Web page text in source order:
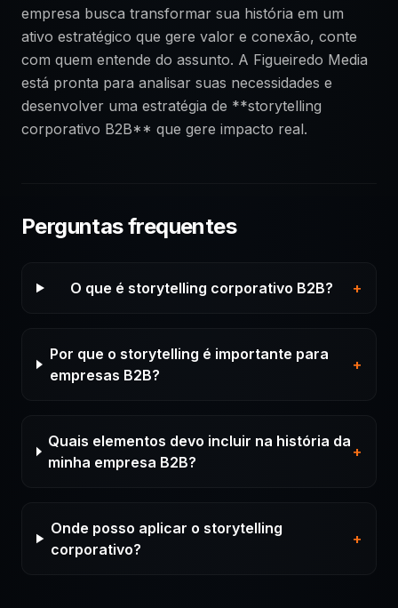
empresa busca transformar sua história em um
ativo estratégico que gere valor e conexão, conte
com quem entende do assunto. A Figueiredo Media
está pronta para analisar suas necessidades e
desenvolver uma estratégia de **storytelling
corporativo B2B** que gere impacto real.
Perguntas frequentes
O que é storytelling corporativo B2B? +
Por que o storytelling é importante para
empresas B2B?
+
Quais elementos devo incluir na história da
minha empresa B2B?
+
Onde posso aplicar o storytelling
corporativo?
+